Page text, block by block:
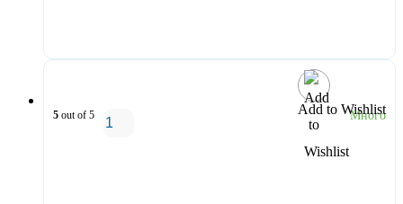
Add to Wishlist
5 out of 5 Много